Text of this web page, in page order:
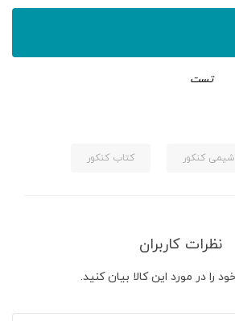
تست
کنکور کتاب کنکور
نظرات کاربران
را در مورد این کالا بیان کنید.